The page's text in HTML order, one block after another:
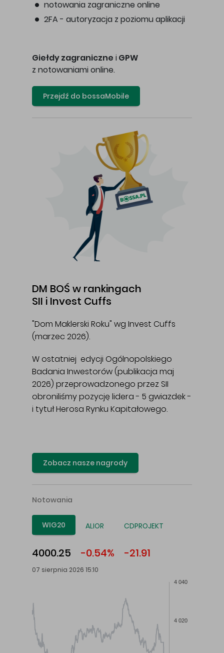
notowania zagraniczne online
2FA - autoryzacja z poziomu aplikacji
Giełdy zagraniczne i GPW
z notowaniami online.
Przejdź do bossaMobile
DM BOŚ w rankingach
SII i Invest Cuffs
"Dom Maklerski Roku" wg Invest Cuffs
(marzec 2026).
W ostatniej edycji Ogólnopolskiego
Badania Inwestorów (publikacja maj
2026) przeprowadzonego przez SII
obroniliśmy pozycję lidera - 5 gwiazdek -
i tytuł Herosa Rynku Kapitałowego.
Zobacz nasze nagrody
Notowania
WIG20 ALIOR CDPROJEKT
4000.25 -0.54% -21.91
07 sierpnia 2026 15:10
4 020
4 040